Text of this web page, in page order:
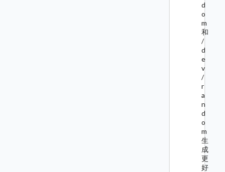
d
o
m
和
/
d
e
v
/
r
a
n
d
o
m
生
成
更
好